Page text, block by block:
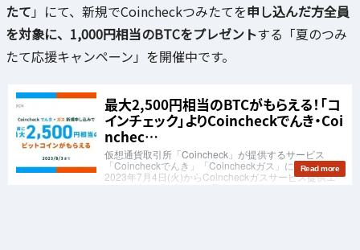
たて 」にて、新規でCoincheckつみたてを申し込んだ方全員
を対象に、1,000円相当のBTCをプレゼントする「夏のつみ
たて応援キャンペーン」を開催中です。